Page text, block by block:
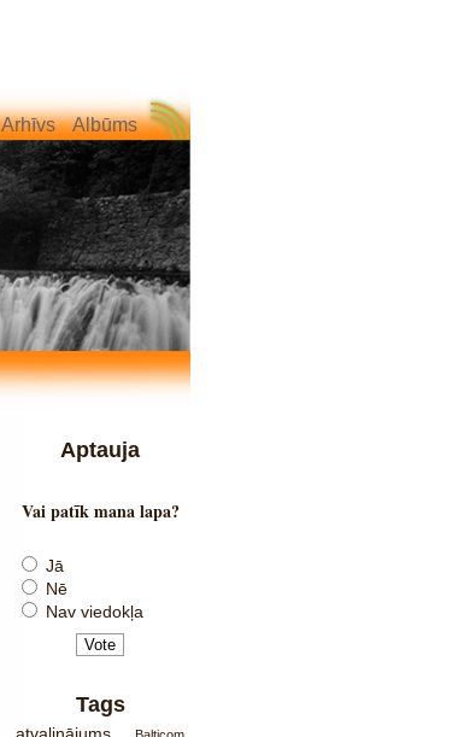
Arhīvs Albūms
Aptauja
Vai patīk mana lapa?
Jā
Nē
Nav viedokļa
Tags